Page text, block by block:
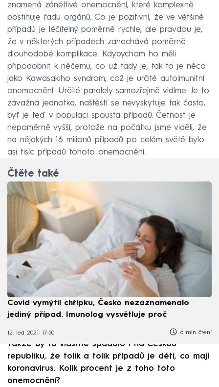
znamená zánětlivé onemocnění, které komplexně
postihuje řadu orgánů. Co je pozitivní, že ve většině
případů je léčitelný poměrně rychle, ale pravdou je,
že v některých případech zanechává poměrně
dlouhodobé komplikace. Kdybychom ho měli
připodobnit k něčemu, co už tady je, tak to je něco
jako Kawasakiho syndrom, což je určité autoimunitní
onemocnění. Určité paralely samozřejmě vidíme. Je to
závažná jednotka, naštěstí se nevyskytuje tak často,
byť je teď v populaci spousta případů. Četnost je
nepoměrně vyšší, protože na počátku jsme viděli, že
na nějakých 16 milionů případů po celém světě bylo
asi tisíc případů tohoto onemocnění.
Čtěte také
Covid vymýtil chřipku, Česko nezaznamenalo
jediný případ. Imunolog vysvětluje proč
12. led 2021, 17:50 6 min čtení
Takže by to vlastně spadalo i na Českou
republiku, že tolik a tolik případů je dětí, co mají
koronavirus. Kolik procent je z toho toto
onemocnění?